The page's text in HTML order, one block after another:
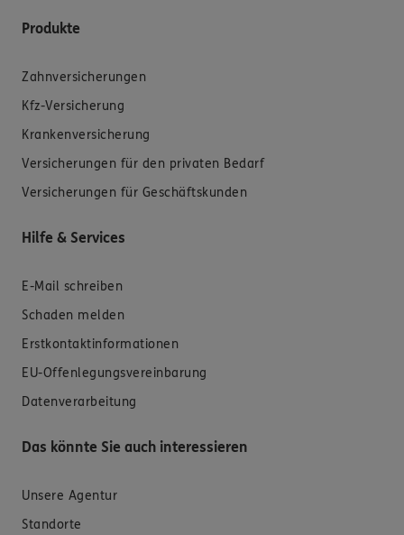
Produkte
Zahnversicherungen
Kfz-Versicherung
Krankenversicherung
Versicherungen für den privaten Bedarf
Versicherungen für Geschäftskunden
Hilfe & Services
E-Mail schreiben
Schaden melden
Erstkontaktinformationen
EU-Offenlegungsvereinbarung
Datenverarbeitung
Das könnte Sie auch interessieren
Unsere Agentur
Standorte